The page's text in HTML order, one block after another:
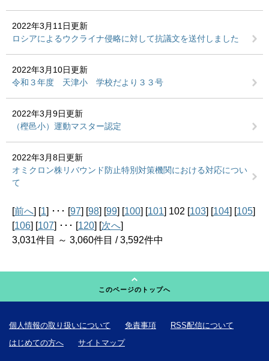
2022年3月11日更新
ロシアによるウクライナ侵略に対して抗議文を送付しました
2022年3月10日更新
令和３年度 天津小 学校だより３３号
2022年3月9日更新
（樫邑小）運動マスター認定
2022年3月8日更新
オミクロン株リバウンド防止特別対策機関における対応につい
て
[前へ] [1] ･･･ [97] [98] [99] [100] [101] 102 [103] [104] [105]
[106] [107] ･･･ [120] [次へ]
3,031件目 ～ 3,060件目 / 3,592件中
このページのトップへ
個人情報の取り扱いについて 免責事項
RSS配信について
はじめての方へ
サイトマップ